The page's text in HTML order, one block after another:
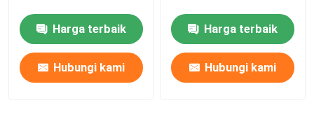
Harga terbaik
Hubungi kami
Harga terbaik
Hubungi kami